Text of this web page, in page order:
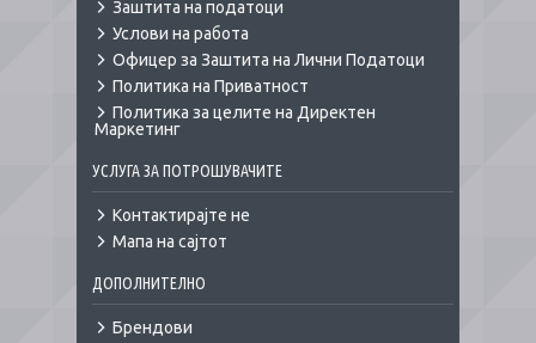
Заштита на податоци
Услови на работа
Офицер за Заштита на Лични Податоци
Политика на Приватност
Политика за целите на Директен
Маркетинг
УСЛУГА ЗА ПОТРОШУВАЧИТЕ
Контактирајте не
Мапа на сајтот
ДОПОЛНИТЕЛНО
Брендови